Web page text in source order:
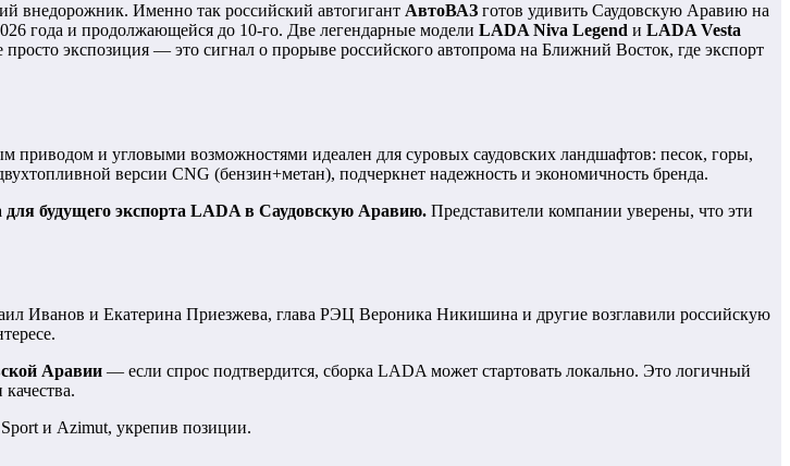
внедорожник. Именно так российский автогигант АвтоВАЗ готов удивить Саудовскую Аравию на
года и продолжающейся до 10-го. Две легендарные модели LADA Niva Legend и LADA Vesta
экспозиция — это сигнал о прорыве российского автопрома на Ближний Восток, где экспорт
и угловыми возможностями идеален для суровых саудовских ландшафтов: песок, горы,
версии CNG (бензин+метан), подчеркнет надежность и экономичность бренда.
будущего экспорта LADA в Саудовскую Аравию. Представители компании уверены, что эти
Иванов и Екатерина Приезжева, глава РЭЦ Вероника Никишина и другие возглавили российскую
Аравии — если спрос подтвердится, сборка LADA может стартовать локально. Это логичный
и Azimut, укрепив позиции.